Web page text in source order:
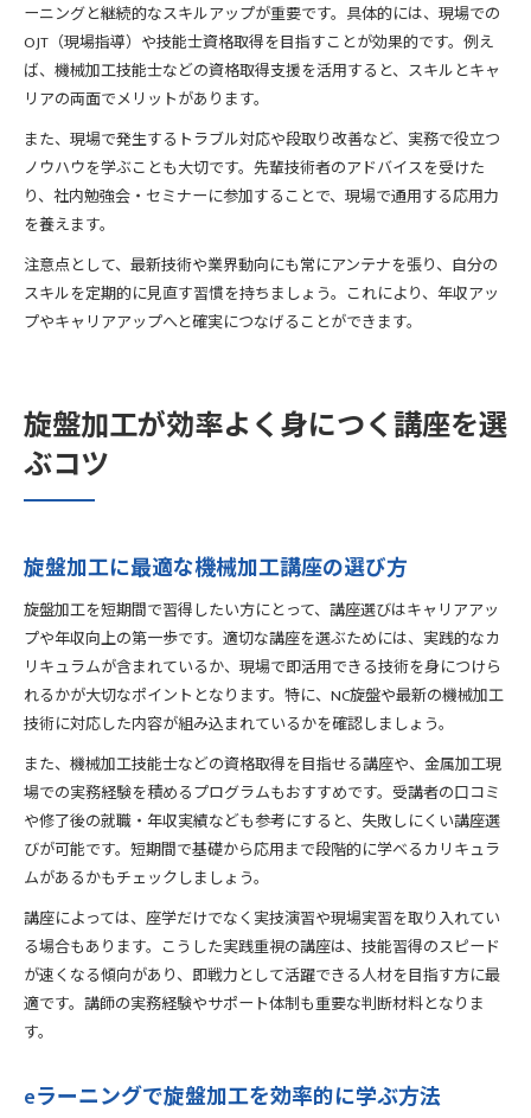
ーニングと継続的なスキルアップが重要です。具体的には、現場での
OJT（現場指導）や技能士資格取得を目指すことが効果的です。例え
ば、機械加工技能士などの資格取得支援を活用すると、スキルとキャ
リアの両面でメリットがあります。
また、現場で発生するトラブル対応や段取り改善など、実務で役立つ
ノウハウを学ぶことも大切です。先輩技術者のアドバイスを受けた
り、社内勉強会・セミナーに参加することで、現場で通用する応用力
を養えます。
注意点として、最新技術や業界動向にも常にアンテナを張り、自分の
スキルを定期的に見直す習慣を持ちましょう。これにより、年収アッ
プやキャリアアップへと確実につなげることができます。
旋盤加工が効率よく身につく講座を選
ぶコツ
旋盤加工に最適な機械加工講座の選び方
旋盤加工を短期間で習得したい方にとって、講座選びはキャリアアッ
プや年収向上の第一歩です。適切な講座を選ぶためには、実践的なカ
リキュラムが含まれているか、現場で即活用できる技術を身につけら
れるかが大切なポイントとなります。特に、NC旋盤や最新の機械加工
技術に対応した内容が組み込まれているかを確認しましょう。
また、機械加工技能士などの資格取得を目指せる講座や、金属加工現
場での実務経験を積めるプログラムもおすすめです。受講者の口コミ
や修了後の就職・年収実績なども参考にすると、失敗しにくい講座選
びが可能です。短期間で基礎から応用まで段階的に学べるカリキュラ
ムがあるかもチェックしましょう。
講座によっては、座学だけでなく実技演習や現場実習を取り入れてい
る場合もあります。こうした実践重視の講座は、技能習得のスピード
が速くなる傾向があり、即戦力として活躍できる人材を目指す方に最
適です。講師の実務経験やサポート体制も重要な判断材料となりま
す。
eラーニングで旋盤加工を効率的に学ぶ方法